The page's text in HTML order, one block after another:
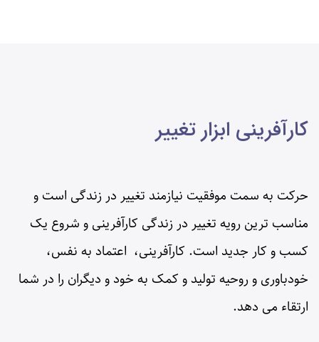
کارآفرینی ابزار تغییر
حرکت به سمت موفقیت نیازمند تغییر در زندگی است و
مناسب­ ترین رویه تغییر در زندگی کارآفرینی و شروع یک
کسب و کار جدید است. کارآفرینی، اعتماد به نفس،
خودباوری و روحیه تولید و کمک به خود و دیگران را در شما
ارتقاء می ­دهد.